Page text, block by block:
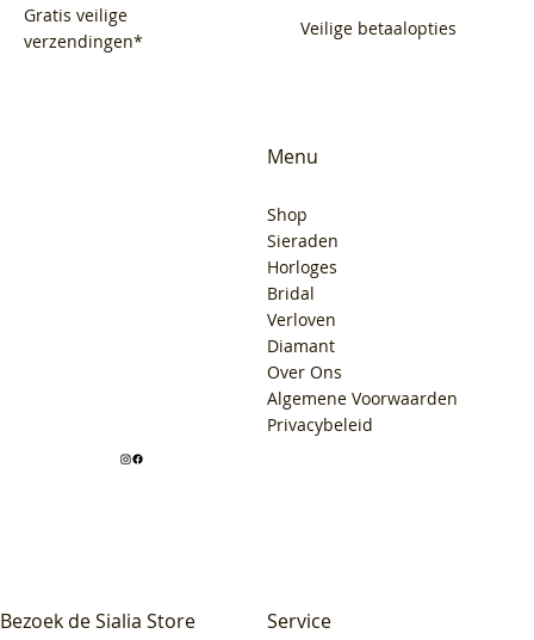
Gratis veilige
verzendingen*
Veilige betaalopties
Bezoek de Sialia Store
Menu
Shop
Sieraden
Horloges
Bridal
Verloven
Diamant
Over Ons
Algemene Voorwaarden
Privacybeleid
Service